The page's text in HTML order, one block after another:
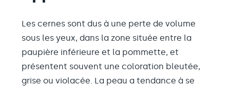
Les cernes sont dus à une perte de volume
sous les yeux, dans la zone située entre la
paupière inférieure et la pommette, et
présentent souvent une coloration bleutée,
grise ou violacée. La peau a tendance à se